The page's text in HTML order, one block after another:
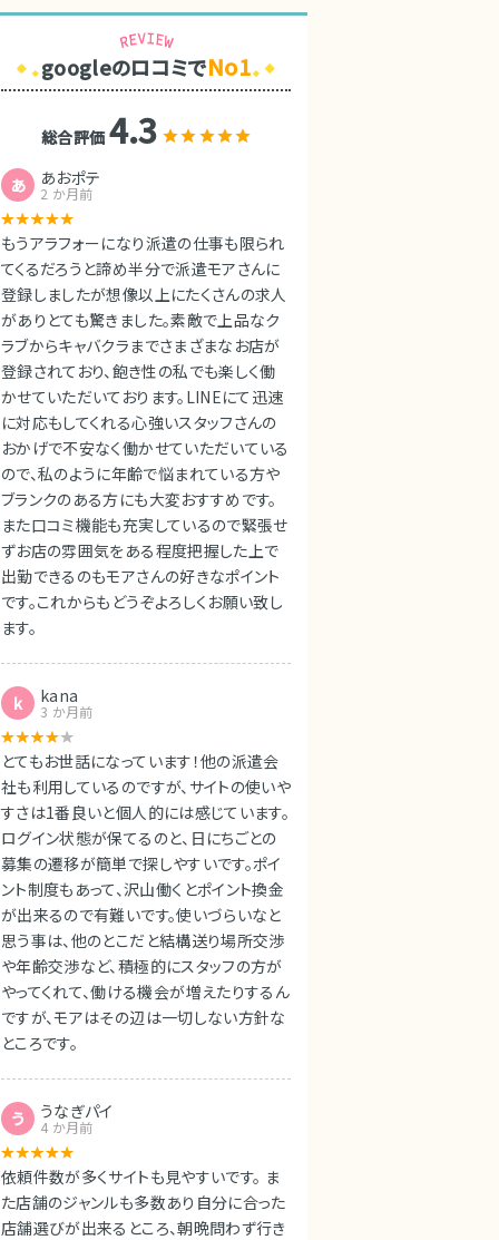
googleのロコミでNo1
総合評価4.3
あ あおポテ
2 か月前
もうアラフォーになり派遣の仕事も限られ
てくるだろうと諦め半分で派遣モアさんに
登録しましたが想像以上にたくさんの求人
がありとても驚きました。素敵で上品なク
ラブからキャバクラまでさまざまなお店が
登録されており、飽き性の私でも楽しく働
かせていただいております。LINEにて迅速
に対応もしてくれる心強いスタッフさんの
おかげで不安なく働かせていただいている
ので、私のように年齢で悩まれている方や
ブランクのある方にも大変おすすめです。
また口コミ機能も充実しているので緊張せ
ずお店の雰囲気をある程度把握した上で
出勤できるのもモアさんの好きなポイント
です。これからもどうぞよろしくお願い致し
ます。
k kana
3 か月前
とてもお世話になっています！他の派遣会
社も利用しているのですが、サイトの使いや
すさは1番良いと個人的には感じています。
ログイン状態が保てるのと、日にちごとの
募集の遷移が簡単で探しやすいです。ポイ
ント制度もあって、沢山働くとポイント換金
が出来るので有難いです。使いづらいなと
思う事は、他のとこだと結構送り場所交渉
や年齢交渉など、積極的にスタッフの方が
やってくれて、働ける機会が増えたりするん
ですが、モアはその辺は一切しない方針な
ところです。
う うなぎパイ
4 か月前
依頼件数が多くサイトも見やすいです。 ま
た店舗のジャンルも多数あり自分に合った
店舗選びが出来るところ、朝晩問わず行き